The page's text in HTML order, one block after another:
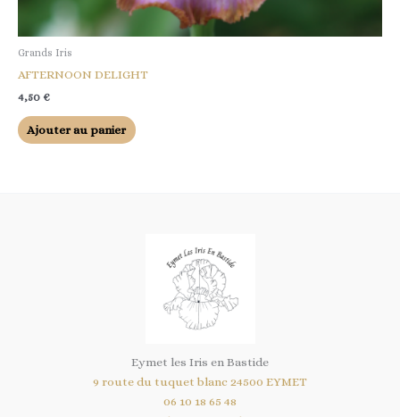
Grands Iris
AFTERNOON DELIGHT
4,50 €
Ajouter au panier
Eymet les Iris en Bastide
9 route du tuquet blanc 24500 EYMET
06 10 18 65 48